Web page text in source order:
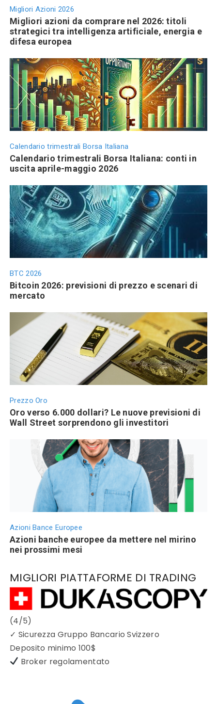
Migliori Azioni 2026
Migliori azioni da comprare nel 2026: titoli
strategici tra intelligenza artificiale, energia e
difesa europea
Calendario trimestrali Borsa Italiana
Calendario trimestrali Borsa Italiana: conti in
uscita aprile-maggio 2026
BTC 2026
Bitcoin 2026: previsioni di prezzo e scenari di
mercato
Prezzo Oro
Oro verso 6.000 dollari? Le nuove previsioni di
Wall Street sorprendono gli investitori
Azioni Bance Europee
Azioni banche europee da mettere nel mirino
nei prossimi mesi
MIGLIORI PIATTAFORME DI TRADING
(4/5)
✓ Sicurezza Gruppo Bancario Svizzero
Deposito minimo 100$
Broker regolamentato